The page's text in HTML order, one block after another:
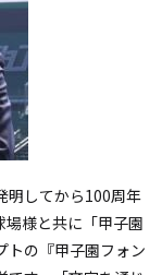
明してから100周年
場様と共に「甲子園
トの『甲子園フォン